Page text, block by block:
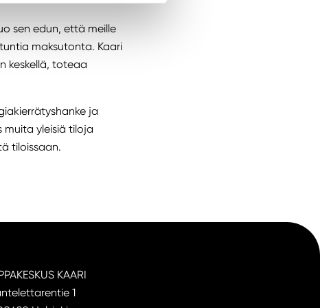
sen edun, että meille
maksutonta. Kaari
keskellä, toteaa
ja
muita yleisiä tiloja
tiloissaan.
KAARI
1